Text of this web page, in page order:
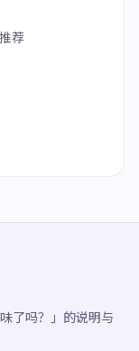
荐
了吗？」的说明与